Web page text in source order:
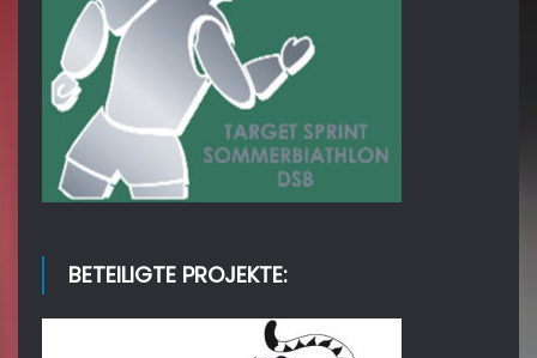
BETEILIGTE PROJEKTE: